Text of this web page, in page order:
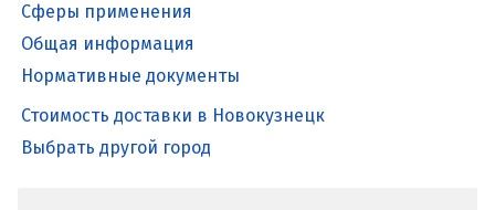
Сферы применения
Общая информация
Нормативные документы
Стоимость доставки в Новокузнецк
Выбрать другой город